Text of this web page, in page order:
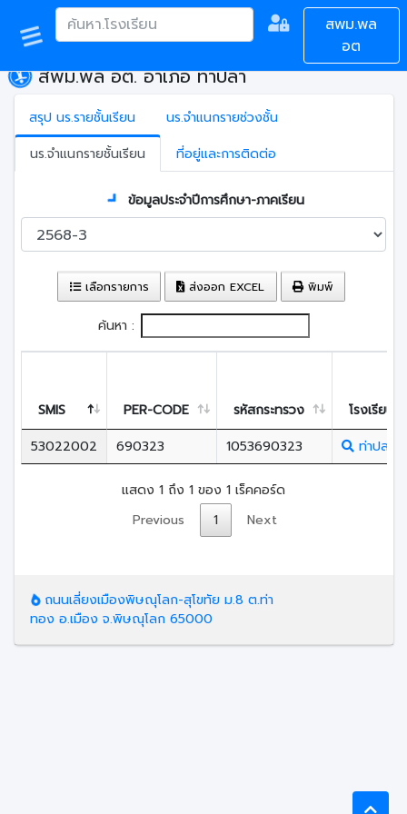
สพม.พล
อต
สพม.พล อต. อำเภอ ท่าปลา
สรุป นร.รายชั้นเรียน
นร.จำแนกรายช่วงชั้น
นร.จำแนกรายชั้นเรียน
ที่อยู่และการติดต่อ
ข้อมูลประจำปีการศึกษา-ภาคเรียน
เลือกรายการ ส่งออก EXCEL พิมพ์
ค้นหา :
SMIS PER-CODE รหัสกระทรวง
โรงเรียน
53022002
690323 1053690323 ท่าปลาป
แสดง 1 ถึง 1 ของ 1 เร็คคอร์ด
Previous
1 Next
ถนนเลี่ยงเมืองพิษณุโลก-สุโขทัย ม.8 ต.ท่า
ทอง อ.เมือง จ.พิษณุโลก 65000